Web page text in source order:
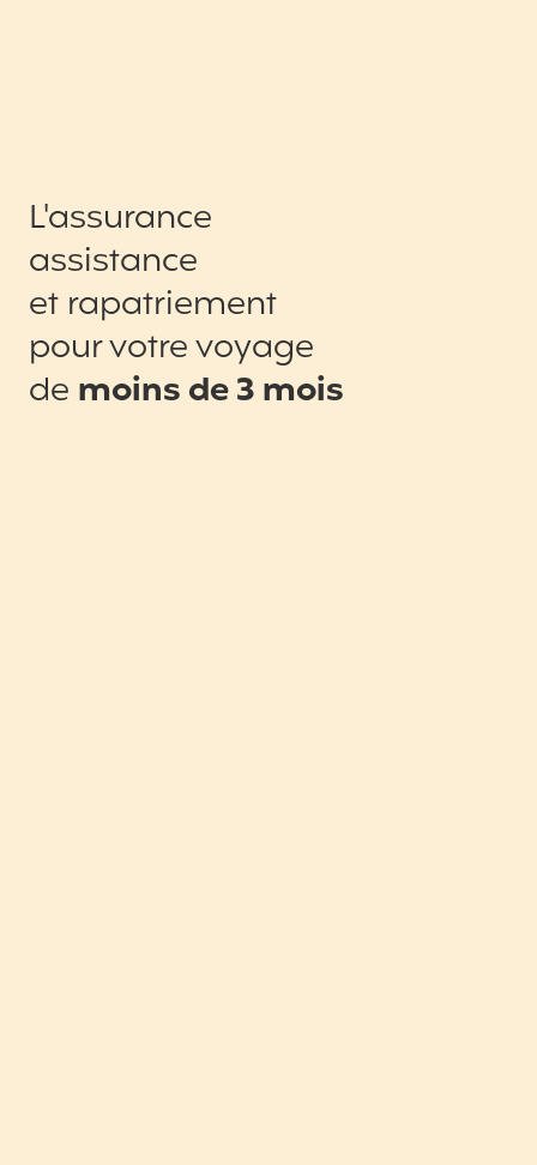
L'assurance
assistance
et rapatriement
pour votre voyage
de moins de 3 mois